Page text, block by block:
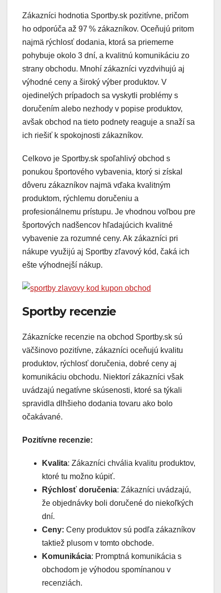
Zákazníci hodnotia Sportby.sk pozitívne, pričom
ho odporúča až 97 % zákazníkov. Oceňujú pritom
najmä rýchlosť dodania, ktorá sa priemerne
pohybuje okolo 3 dní, a kvalitnú komunikáciu zo
strany obchodu. Mnohí zákazníci vyzdvihujú aj
výhodné ceny a široký výber produktov. V
ojedinelých prípadoch sa vyskytli problémy s
doručením alebo nezhody v popise produktov,
avšak obchod na tieto podnety reaguje a snaží sa
ich riešiť k spokojnosti zákazníkov.
Celkovo je Sportby.sk spoľahlivý obchod s
ponukou športového vybavenia, ktorý si získal
dôveru zákazníkov najmä vďaka kvalitným
produktom, rýchlemu doručeniu a
profesionálnemu prístupu. Je vhodnou voľbou pre
športových nadšencov hľadajúcich kvalitné
vybavenie za rozumné ceny. Ak zákazníci pri
nákupe využijú aj Sportby zľavový kód, čaká ich
ešte výhodnejší nákup.
Sportby recenzie
Zákaznícke recenzie na obchod Sportby.sk sú
väčšinovo pozitívne, zákazníci oceňujú kvalitu
produktov, rýchlosť doručenia, dobré ceny aj
komunikáciu obchodu. Niektorí zákazníci však
uvádzajú negatívne skúsenosti, ktoré sa týkali
spravidla dlhšieho dodania tovaru ako bolo
očakávané.
Pozitívne recenzie:
Kvalita: Zákazníci chvália kvalitu produktov,
ktoré tu možno kúpiť.
Rýchlosť doručenia: Zákazníci uvádzajú,
že objednávky boli doručené do niekoľkých
dní.
Ceny: Ceny produktov sú podľa zákazníkov
taktiež plusom v tomto obchode.
Komunikácia: Promptná komunikácia s
obchodom je výhodou spomínanou v
recenziách.